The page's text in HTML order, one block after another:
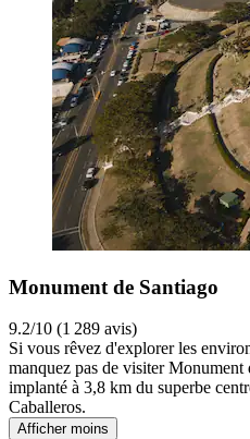
Monument de Santiago
9.2/10 (1 289 avis)
Si vous rêvez d'explorer les
manquez pas de visiter
implanté à 3,8 km du superbe
Caballeros.
Afficher moins